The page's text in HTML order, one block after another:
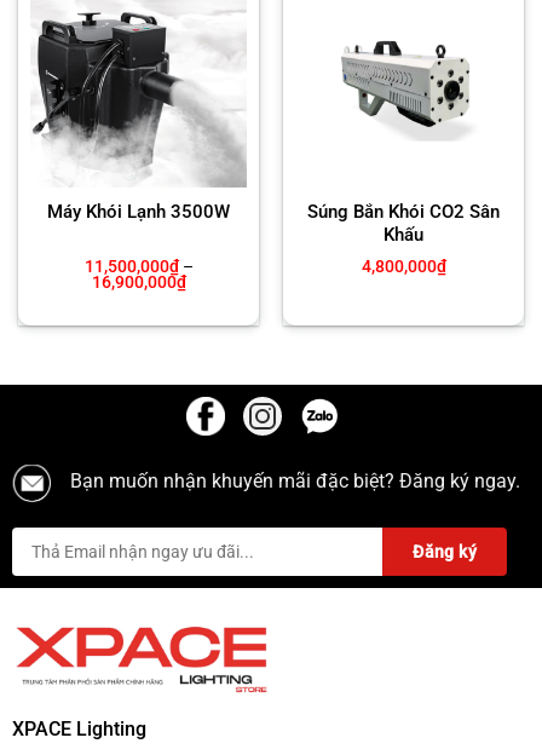
Máy Khói Lạnh 3500W
11,500,000₫ –
16,900,000₫Khoảng
giá:
11,500,000₫
Súng Bắn Khói CO2 Sân
Khấu
4,800,000₫
Bạn muốn nhận khuyến mãi đặc biệt? Đăng ký ngay.
XPACE Lighting